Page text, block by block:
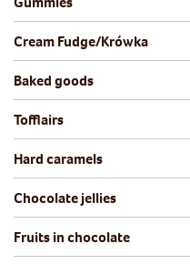
Cream Fudge/Krówka
Baked goods
Tofflairs
Hard caramels
Chocolate jellies
Fruits in chocolate